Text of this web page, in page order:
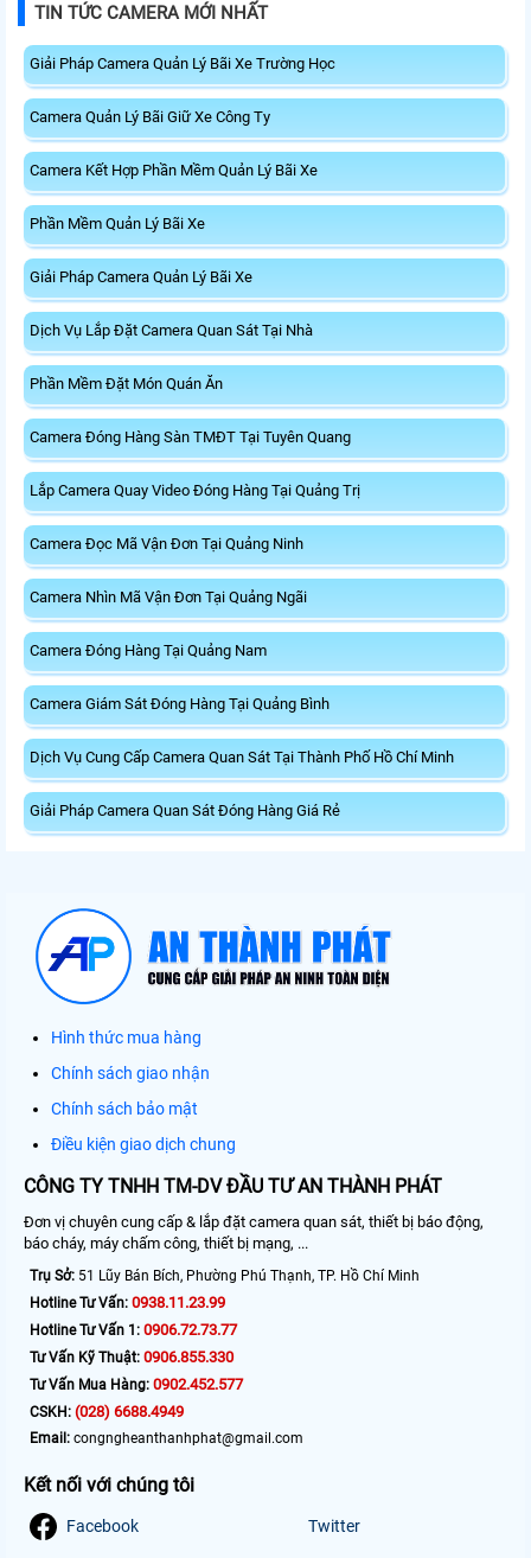
TIN TỨC CAMERA MỚI NHẤT
Giải Pháp Camera Quản Lý Bãi Xe Trường Học
Camera Quản Lý Bãi Giữ Xe Công Ty
Camera Kết Hợp Phần Mềm Quản Lý Bãi Xe
Phần Mềm Quản Lý Bãi Xe
Giải Pháp Camera Quản Lý Bãi Xe
Dịch Vụ Lắp Đặt Camera Quan Sát Tại Nhà
Phần Mềm Đặt Món Quán Ăn
Camera Đóng Hàng Sàn TMĐT Tại Tuyên Quang
Lắp Camera Quay Video Đóng Hàng Tại Quảng Trị
Camera Đọc Mã Vận Đơn Tại Quảng Ninh
Camera Nhìn Mã Vận Đơn Tại Quảng Ngãi
Camera Đóng Hàng Tại Quảng Nam
Camera Giám Sát Đóng Hàng Tại Quảng Bình
Dịch Vụ Cung Cấp Camera Quan Sát Tại Thành Phố Hồ Chí Minh
Giải Pháp Camera Quan Sát Đóng Hàng Giá Rẻ
Hình thức mua hàng
Chính sách giao nhận
Chính sách bảo mật
Điều kiện giao dịch chung
CÔNG TY TNHH TM-DV ĐẦU TƯ AN THÀNH PHÁT
Đơn vị chuyên cung cấp & lắp đặt camera quan sát, thiết bị báo động,
báo cháy, máy chấm công, thiết bị mạng, ...
Trụ Sở: 51 Lũy Bán Bích, Phường Phú Thạnh, TP. Hồ Chí Minh
Hotline Tư Vấn: 0938.11.23.99
Hotline Tư Vấn 1: 0906.72.73.77
Tư Vấn Kỹ Thuật: 0906.855.330
Tư Vấn Mua Hàng: 0902.452.577
CSKH: (028) 6688.4949
Email: congngheanthanhphat@gmail.com
Kết nối với chúng tôi
Facebook Twitter